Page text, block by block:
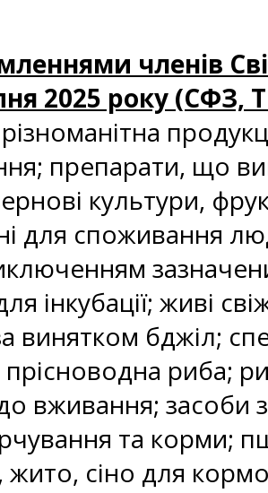
членів
2025 року (СФЗ,
препарати, що
культури,
для споживання
інкубації; живі
винятком бджіл;
риба;
вживання; засоби
та корми;
жито, сіно для